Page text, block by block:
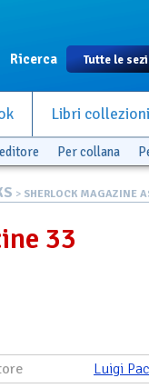
Ricerca
Libri
Per collana
> SHERLOCK MAGAZINE
33
Luigi